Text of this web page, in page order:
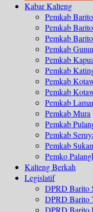
Kabar Kalteng
Pemkab
Pemkab
Pemkab
Pemkab
Pemkab
Pemkab
Pemkab
Pemkab
Pemkab
Pemkab Mura
Pemkab
Pemkab
Pemkab
Pemko
Kalteng Berkah
Legislatif
DPRD Barito
DPRD Barito